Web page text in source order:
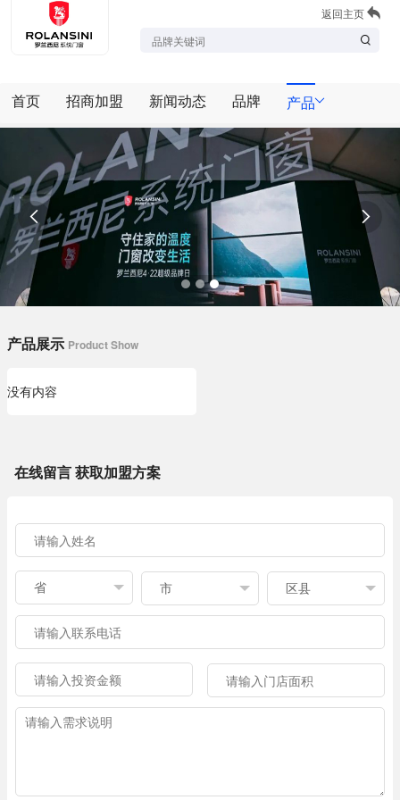
返回主页
首页 招商加盟 新闻动态 品牌 产品
 
产品展示 Product Show
没有内容
在线留言 获取加盟方案